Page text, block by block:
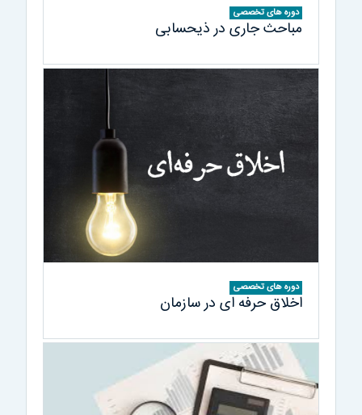
دوره های تخصصی
مباحث جاری در ذیحسابی
دوره های تخصصی
اخلاق حرفه ای در سازمان